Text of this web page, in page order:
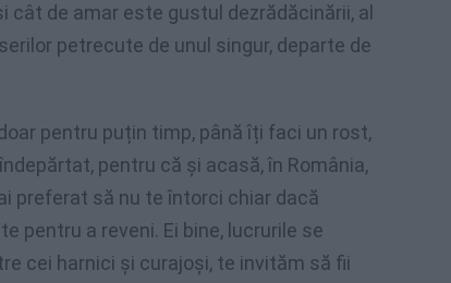
de amar este gustul dezrădăcinării, al
petrecute de unul singur, departe de
pentru puțin timp, până îți faci un rost,
pentru că și acasă, în România,
preferat să nu te întorci chiar dacă
pentru a reveni. Ei bine, lucrurile se
cei harnici și curajoși, te invităm să fii